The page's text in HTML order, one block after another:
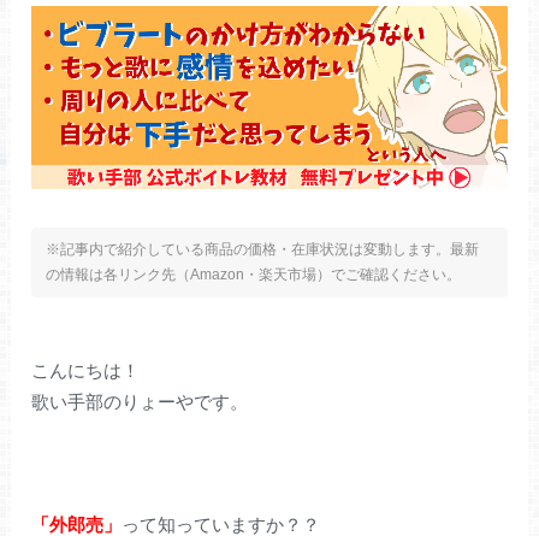
※記事内で紹介している商品の価格・在庫状況は変動します。最新
の情報は各リンク先（Amazon・楽天市場）でご確認ください。
こんにちは！
歌い手部のりょーやです。
「外郎売」 って知っていますか？？